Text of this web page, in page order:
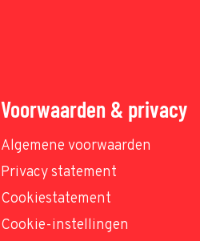
Voorwaarden & privacy
Algemene voorwaarden
Privacy statement
Cookiestatement
Cookie-instellingen